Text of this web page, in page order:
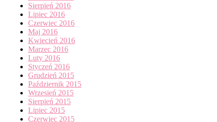
Sierpień 2016
Lipiec 2016
Czerwiec 2016
Maj 2016
Kwiecień 2016
Marzec 2016
Luty 2016
Styczeń 2016
Grudzień 2015
Październik 2015
Wrzesień 2015
Sierpień 2015
Lipiec 2015
Czerwiec 2015